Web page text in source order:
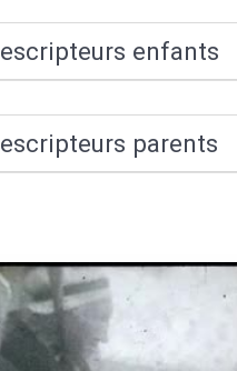
enfants
Viviers (Ardèche)
parents